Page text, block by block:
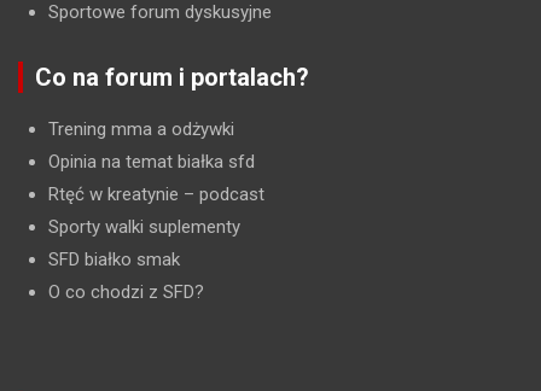
Sportowe forum dyskusyjne
Co na forum i portalach?
Trening mma a odżywki
Opinia na temat białka sfd
Rtęć w kreatynie – podcast
Sporty walki suplementy
SFD białko smak
O co chodzi z SFD?